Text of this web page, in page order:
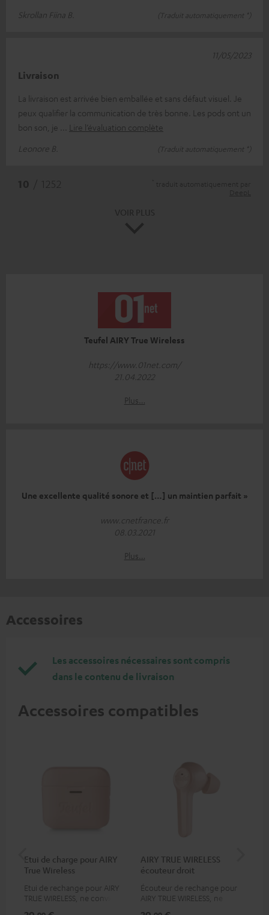
Skrollan Fiina B.
(Traduit automatiquement *)
Livraison
La livraison est arrivée bien emballée et sans défaut visuel. Je
peux qualifier la communication de très bonne. Les pods ont un
bon son, je
Lire l’évaluation complète
Leonore B.
(Traduit automatiquement *)
11/05/2023
Teufel AIRY True Wireless
https://www.01net.com/
21.04.2022
Plus…
Une excellente qualité sonore et […] un maintien parfait »
www.cnetfrance.fr
08.03.2021
Plus…
Accessoires
Les accessoires nécessaires sont compris
dans le contenu de livraison
Accessoires compatibles
Etui de charge pour AIRY
True Wireless
Etui de rechange pour AIRY
TRUE WIRELESS, ne convient
AIRY TRUE WIRELESS
écouteur droit
Écouteur de rechange pour
AIRY TRUE WIRELESS, ne